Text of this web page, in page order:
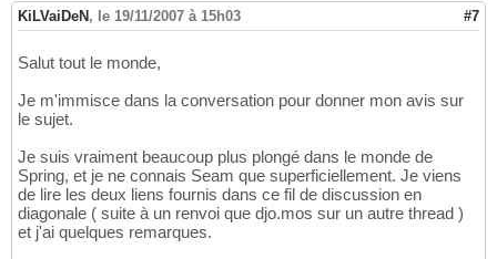
KiLVaiDeN , le 19/11/2007 à 15h03 #7
Salut tout le monde,
Je m'immisce dans la conversation pour donner mon avis sur
le sujet.
Je suis vraiment beaucoup plus plongé dans le monde de
Spring, et je ne connais Seam que superficiellement. Je viens
de lire les deux liens fournis dans ce fil de discussion en
diagonale ( suite à un renvoi que djo.mos sur un autre thread )
et j'ai quelques remarques.